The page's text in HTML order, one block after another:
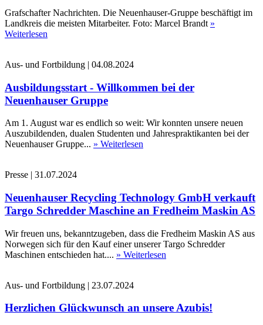
Grafschafter Nachrichten. Die Neuenhauser-Gruppe beschäftigt im
Landkreis die meisten Mitarbeiter. Foto: Marcel Brandt »
Weiterlesen
Aus- und Fortbildung | 04.08.2024
Ausbildungsstart - Willkommen bei der
Neuenhauser Gruppe
Am 1. August war es endlich so weit: Wir konnten unsere neuen
Auszubildenden, dualen Studenten und Jahrespraktikanten bei der
Neuenhauser Gruppe... » Weiterlesen
Presse | 31.07.2024
Neuenhauser Recycling Technology GmbH verkauft
Targo Schredder Maschine an Fredheim Maskin AS
Wir freuen uns, bekanntzugeben, dass die Fredheim Maskin AS aus
Norwegen sich für den Kauf einer unserer Targo Schredder
Maschinen entschieden hat.... » Weiterlesen
Aus- und Fortbildung | 23.07.2024
Herzlichen Glückwunsch an unsere Azubis!